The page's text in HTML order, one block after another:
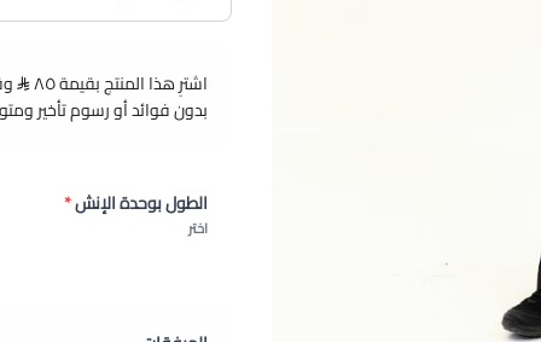
عباية تخرج قطعة وحدة
مزيج نسيج عالي الجودة
لمسة إضافية من الرقي على
سيجعل طفلك يشعر بمزيد من
مواصفات روب تخرج
اشترِ هذا المنتج بقيمة ٨٥
بدون فوائد أو رسوم تأخير
الطول بوحدة الإنش*
اختر